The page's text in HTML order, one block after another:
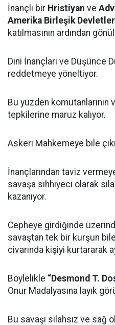
İnançlı bir Hristiyan ve
Amerika Birleşik
katılmasının ardından
Dini İnançları ve Düşünce
reddetmeye yöneltiyor.
Bu yüzden komutanlarının
tepkilerine maruz kalıyor.
Askeri Mahkemeye bile
İnançlarından taviz
savaşa sıhhiyeci olarak
kazanıyor.
Cepheye girdiğinde
savaştan tek bir kurşun
civarında kişiyi kurtararak
Böylelikle “Desmond T.
Onur Madalyasına layık
Bu savaşı silahsız ve sağ